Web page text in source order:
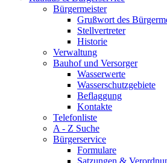
Bürgermeister
Grußwort des
Stellvertreter
Historie
Verwaltung
Bauhof und Versorger
Wasserwerte
Wasserschutzgebiete
Beflaggung
Kontakte
Telefonliste
A - Z Suche
Bürgerservice
Formulare
Satzungen &